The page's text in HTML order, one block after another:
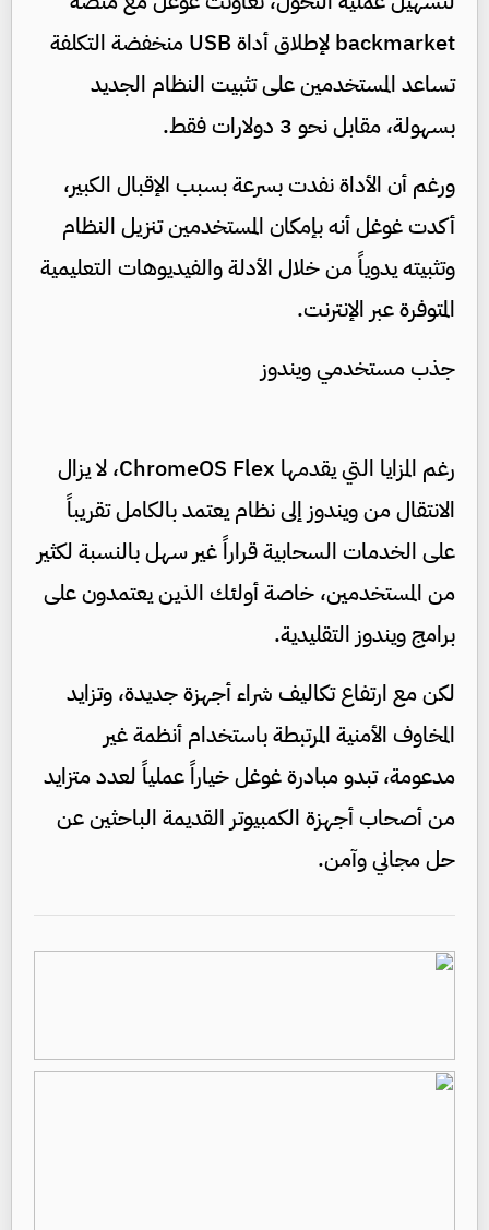
backmarket لإطلاق أداة USB منخفضة التكلفة
تساعد المستخدمين على تثبيت النظام الجديد
بسهولة، مقابل نحو 3 دولارات فقط.
ورغم أن الأداة نفدت بسرعة بسبب الإقبال الكبير،
أكدت غوغل أنه بإمكان المستخدمين تنزيل النظام
وتثبيته يدوياً من خلال الأدلة والفيديوهات التعليمية
المتوفرة عبر الإنترنت.
جذب مستخدمي ويندوز
رغم المزايا التي يقدمها ChromeOS Flex، لا يزال
الانتقال من ويندوز إلى نظام يعتمد بالكامل تقريباً
على الخدمات السحابية قراراً غير سهل بالنسبة لكثير
من المستخدمين، خاصة أولئك الذين يعتمدون على
برامج ويندوز التقليدية.
لكن مع ارتفاع تكاليف شراء أجهزة جديدة، وتزايد
المخاوف الأمنية المرتبطة باستخدام أنظمة غير
مدعومة، تبدو مبادرة غوغل خياراً عملياً لعدد متزايد
من أصحاب أجهزة الكمبيوتر القديمة الباحثين عن
حل مجاني وآمن.